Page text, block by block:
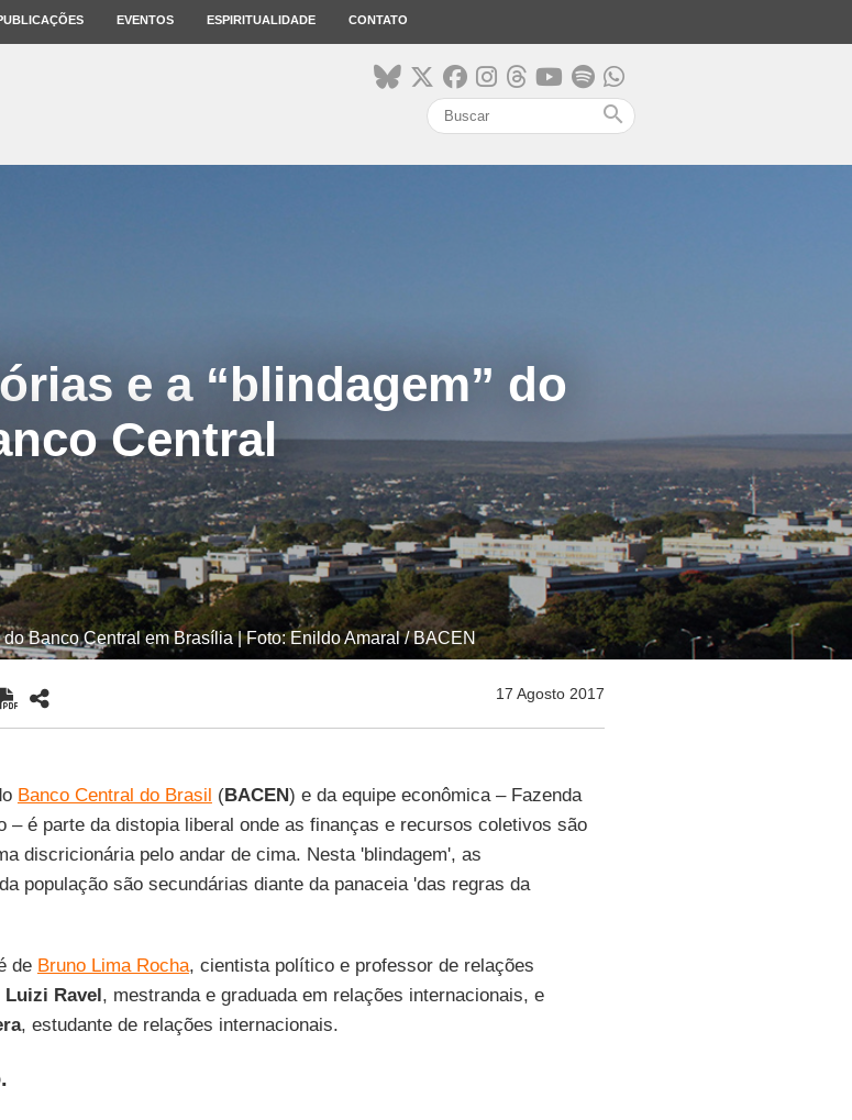
EVENTOS ESPIRITUALIDADE CONTATO
search
e a “blindagem” do
Central
Banco Central em Brasília | Foto: Enildo Amaral / BACEN
17 Agosto 2017
Banco Central do Brasil (BACEN) e da equipe econômica – Fazenda
– é parte da distopia liberal onde as finanças e recursos coletivos são
discricionária pelo andar de cima. Nesta 'blindagem', as
população são secundárias diante da panaceia 'das regras da
de Bruno Lima Rocha, cientista político e professor de relações
Luizi Ravel, mestranda e graduada em relações internacionais, e
, estudante de relações internacionais.